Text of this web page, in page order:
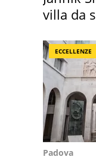
villa da
ECCELLENZE
Padova